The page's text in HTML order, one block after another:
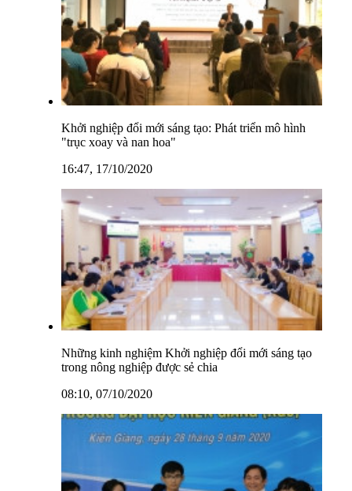
Khởi nghiệp đổi mới sáng tạo: Phát triển mô hình
"trục xoay và nan hoa"
16:47, 17/10/2020
Những kinh nghiệm Khởi nghiệp đổi mới sáng tạo
trong nông nghiệp được sẻ chia
08:10, 07/10/2020